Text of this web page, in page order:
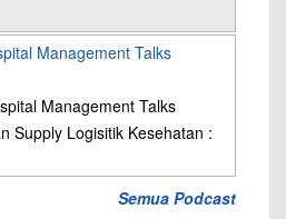
Management Talks
Management Talks
Supply Logisitik Kesehatan :
Semua Podcast